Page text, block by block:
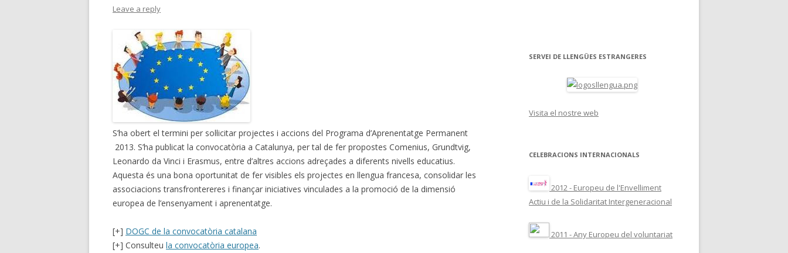
Leave a reply
S’ha obert el termini per sol·licitar projectes i accions del Programa d’Aprenentatge Permanent
2013. S’ha publicat la convocatòria a Catalunya, per tal de fer propostes Comenius, Grundtvig,
Leonardo da Vinci i Erasmus, entre d’altres accions adreçades a diferents nivells educatius.
Aquesta és una bona oportunitat de fer visibles els projectes en llengua francesa, consolidar les
associacions transfrontereres i finançar iniciatives vinculades a la promoció de la dimensió
europea de l’ensenyament i aprenentatge.
[+] DOGC de la convocatòria catalana
[+] Consulteu la convocatòria europea.
SERVEI DE LLENGÜES ESTRANGERES
Visita el nostre web
CELEBRACIONS INTERNACIONALS
2012 - Europeu de l'Envelliment
Actiu i de la Solidaritat Intergeneracional
2011 - Any Europeu del voluntariat